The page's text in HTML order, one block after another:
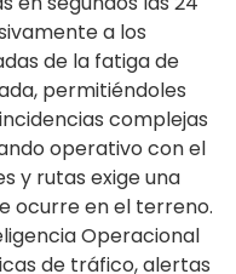
a los
de la fatiga de
permitiéndoles
complejas
operativo con el
y rutas exige una
ocurre en el terreno.
Operacional
de tráfico, alertas